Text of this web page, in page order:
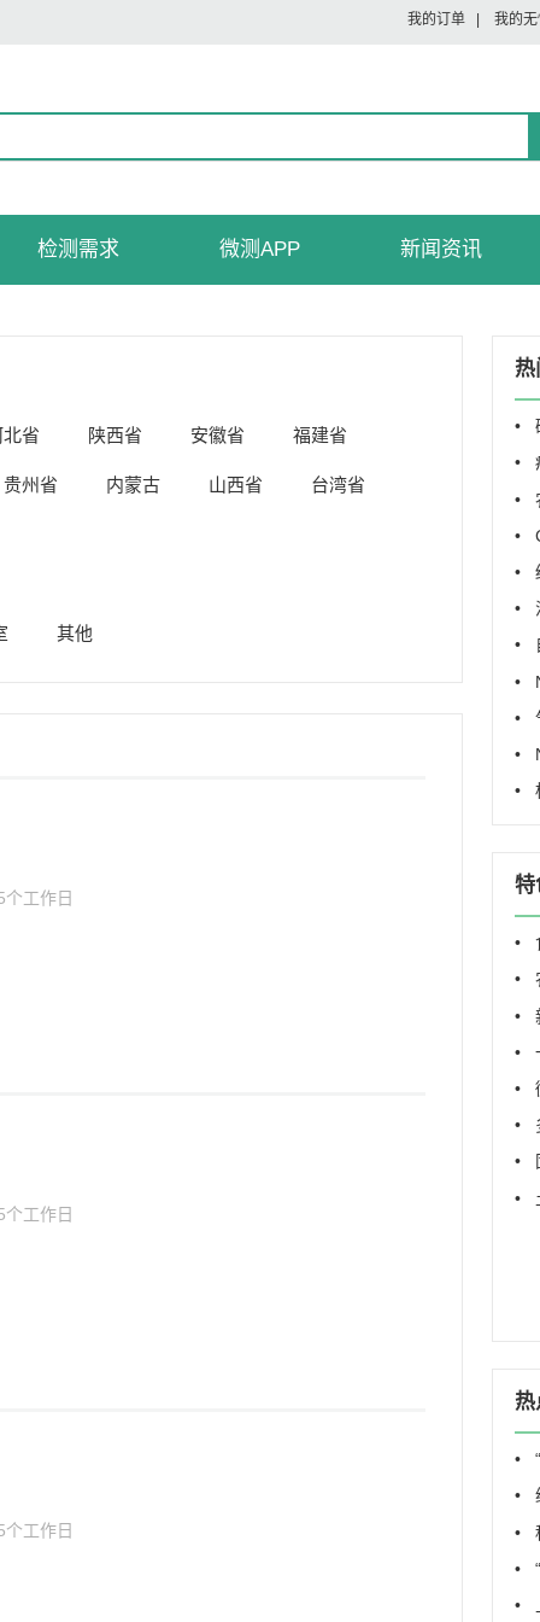
我的订单| 我的无
检测需求 微测APP 新闻资讯
省 陕西省 安徽省 福建省
贵州省 内蒙古 山西省 台湾省
其他
个工作日
个工作日
个工作日
热
•
•
•
•
•
•
•
•
•
特
•
•
•
•
•
•
•
•
热
•
•